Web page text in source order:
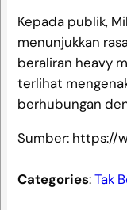
Kepada publik,
menunjukkan
beraliran heavy
terlihat
berhubungan
Sumber: https://
Categories:Tak